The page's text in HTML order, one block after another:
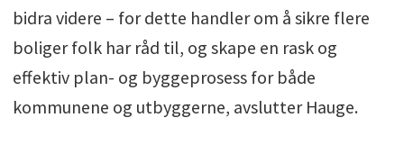
bidra videre – for dette handler om å sikre flere
boliger folk har råd til, og skape en rask og
effektiv plan- og byggeprosess for både
kommunene og utbyggerne, avslutter Hauge.